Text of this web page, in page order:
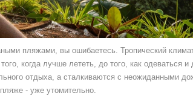
пляжами, вы ошибаетесь. Тропический
когда лучше лететь, до того, как одеваться и
отдыха, а сталкиваются с неожиданными
- уже утомительно.